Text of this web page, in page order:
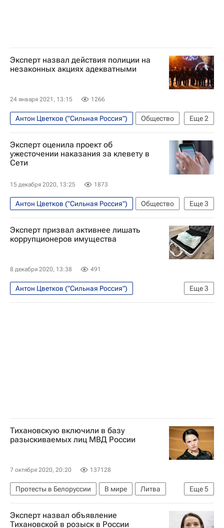
Эксперт назвал действия полиции на
незаконных акциях адекватными
24 января 2021, 13:15 1266
Еще2
Антон Цветков ("Сильная Россия")
Общество
Генеральная прокуратура РФ
Сильная Россия
Эксперт оценила проект об
ужесточении наказания за клевету в
Сети
15 декабря 2020, 13:25 1873
Еще3
Антон Цветков ("Сильная Россия")
Общество
Технологии
Ассоциация юристов России
Дмитрий Вяткин
Эксперт призвал активнее лишать
коррупционеров имущества
8 декабря 2020, 13:38 491
Еще3
Антон Цветков ("Сильная Россия")
Происшествия
Коррупция Россия
Тихановскую включили в базу
разыскиваемых лиц МВД России
7 октября 2020, 20:20 137128
Еще5
Протесты в Белоруссии В мире
Литва
Белоруссия
Дмитрий Аграновский
Александр Лукашенко
Россия
Эксперт назвал объявление
Тихановской в розыск в России